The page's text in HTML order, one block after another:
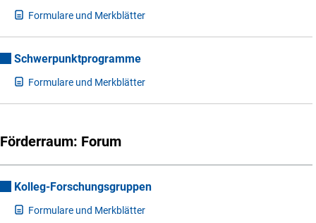
Formulare und Merkblätter
Schwerpunktprogramme
Formulare und Merkblätter
Förderraum: Forum
Kolleg-Forschungsgruppen
Formulare und Merkblätter